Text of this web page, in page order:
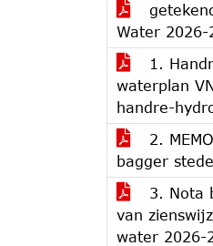
Water 2026-
1.
waterplan
handre-
2.
bagger
3. Nota
van
water 2026-